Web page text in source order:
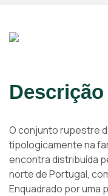
Descrição
O conjunto rupestre
tipologicamente na
encontra distribuída
norte de Portugal,
Enquadrado por uma